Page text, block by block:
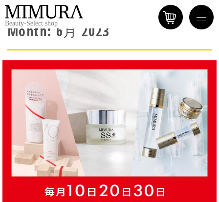
Beauty-Select shop
Month:6月 2023